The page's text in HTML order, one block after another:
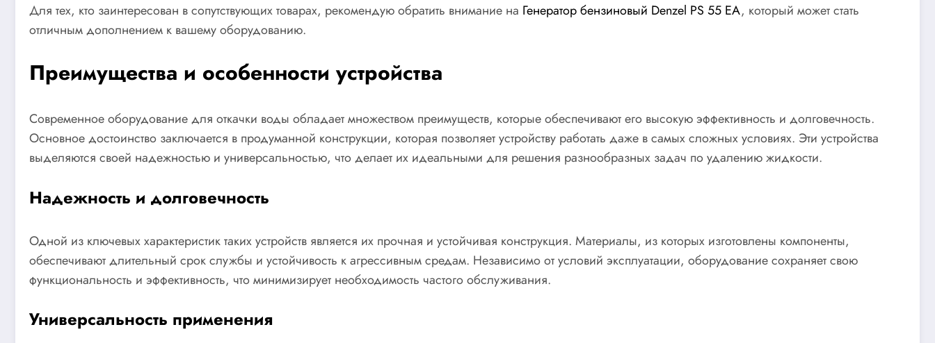
Для тех, кто заинтересован в сопутствующих товарах, рекомендую обратить внимание на Генератор бензиновый Denzel PS 55 EA, который может стать
отличным дополнением к вашему оборудованию.
Преимущества и особенности устройства
Современное оборудование для откачки воды обладает множеством преимуществ, которые обеспечивают его высокую эффективность и долговечность.
Основное достоинство заключается в продуманной конструкции, которая позволяет устройству работать даже в самых сложных условиях. Эти устройства
выделяются своей надежностью и универсальностью, что делает их идеальными для решения разнообразных задач по удалению жидкости.
Надежность и долговечность
Одной из ключевых характеристик таких устройств является их прочная и устойчивая конструкция. Материалы, из которых изготовлены компоненты,
обеспечивают длительный срок службы и устойчивость к агрессивным средам. Независимо от условий эксплуатации, оборудование сохраняет свою
функциональность и эффективность, что минимизирует необходимость частого обслуживания.
Универсальность применения